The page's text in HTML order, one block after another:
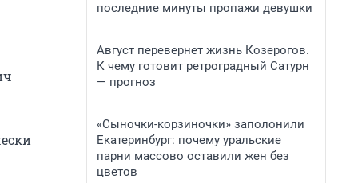
последние минуты пропажи девушки
Август перевернет жизнь Козерогов.
К чему готовит ретроградный Сатурн
— прогноз
«Сыночки-корзиночки» заполонили
Екатеринбург: почему уральские
парни массово оставили жен без
цветов